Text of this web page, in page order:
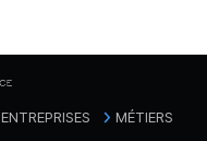
ENTREPRISES MÉTIERS